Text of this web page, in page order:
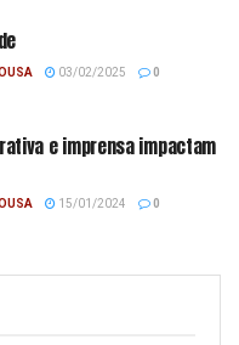
03/02/2025 0
e imprensa impactam
15/01/2024 0